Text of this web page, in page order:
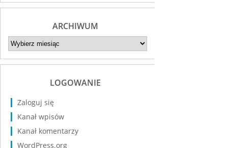
ARCHIWUM
Archiwum
LOGOWANIE
Zaloguj się
Kanał wpisów
Kanał komentarzy
WordPress.org